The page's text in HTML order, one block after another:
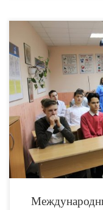
5 декабря 2022 года во
добровольцев во имя
1985 году по решению